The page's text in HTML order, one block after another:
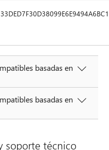
basadas en
basadas en
soporte técnico